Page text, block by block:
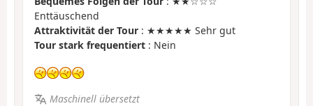
Enttäuschend
Attraktivität der Tour : ★★★★★ Sehr gut
Tour stark frequentiert : Nein
Maschinell übersetzt